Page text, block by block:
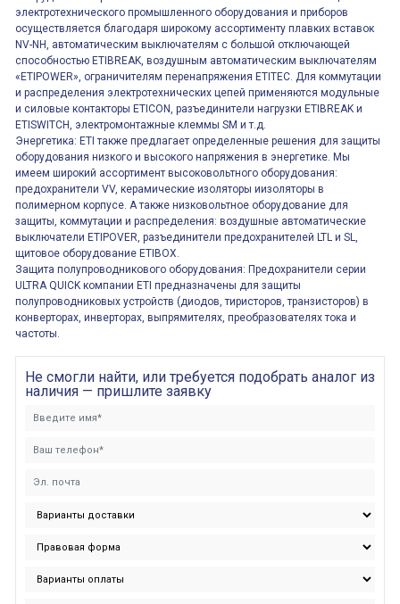
электротехнического промышленного оборудования и приборов
осуществляется благодаря широкому ассортименту плавких вставок
NV-NH, автоматическим выключателям с большой отключающей
способностью ETIBREAK, воздушным автоматическим выключателям
«ETIPOWER», ограничителям перенапряжения ETITEC. Для коммутации
и распределения электротехнических цепей применяются модульные
и силовые контакторы ETICON, разъединители нагрузки ETIBREAK и
ETISWITCH, электромонтажные клеммы SM и т.д.
Энергетика: ETI также предлагает определенные решения для защиты
оборудования низкого и высокого напряжения в энергетике. Мы
имеем широкий ассортимент высоковольтного оборудования:
предохранители VV, керамические изоляторы иизоляторы в
полимерном корпусе. А также низковольтное оборудование для
защиты, коммутации и распределения: воздушные автоматические
выключатели ETIPOVER, разъединители предохранителей LTL и SL,
щитовое оборудование ETIBOX.
Защита полупроводникового оборудования: Предохранители серии
ULTRA QUICK компании ETI предназначены для защиты
полупроводниковых устройств (диодов, тиристоров, транзисторов) в
конверторах, инверторах, выпрямителях, преобразователях тока и
частоты.
Не смогли найти, или требуется подобрать аналог из
наличия — пришлите заявку